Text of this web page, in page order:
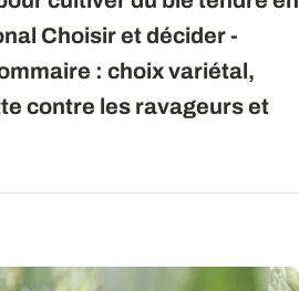
Choisir et décider -
: choix variétal,
contre les ravageurs et